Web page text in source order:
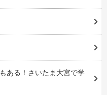
ある！さいたま大宮で学